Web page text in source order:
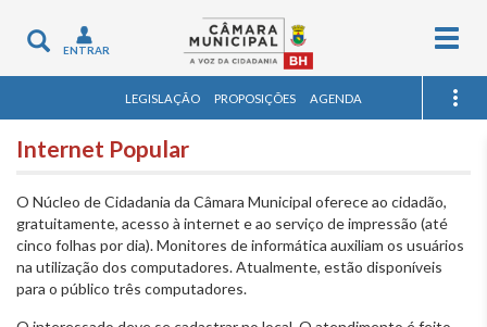
Toggle
navigation
ENTRAR
LEGISLAÇÃO PROPOSIÇÕES AGENDA
Internet Popular
O Núcleo de Cidadania da Câmara Municipal oferece ao cidadão,
gratuitamente, acesso à internet e ao serviço de impressão (até
cinco folhas por dia). Monitores de informática auxiliam os usuários
na utilização dos computadores. Atualmente, estão disponíveis
para o público três computadores.